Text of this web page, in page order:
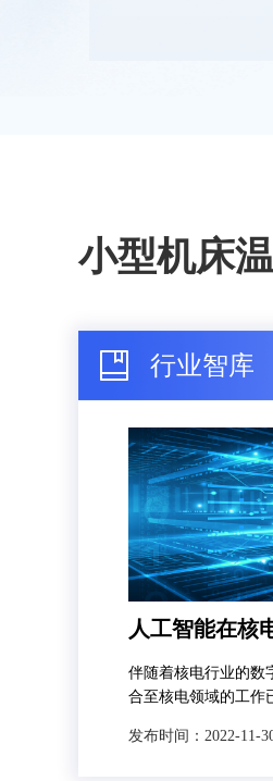
小型机床
行业智库
人工智能在核
伴随着核电行业的数
合至核电领域的工作
和智能运维4个场景
发布时间： 2022-11-